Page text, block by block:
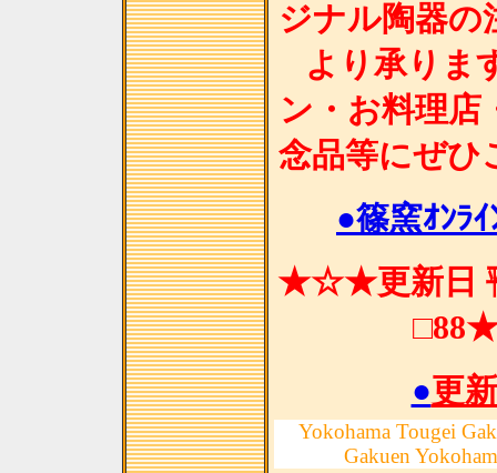
ジナル陶器の
より承りま
ン・お料理店
念品等にぜひ
●篠窯ｵﾝﾗｲ
★☆★更新日
●更
Yokohama Tougei
Gakuen